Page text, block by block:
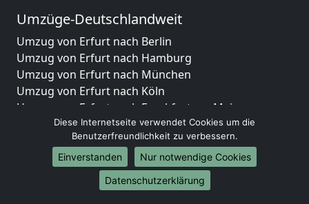
Umzüge-Deutschlandweit
Umzug von Erfurt nach Berlin
Umzug von Erfurt nach Hamburg
Umzug von Erfurt nach München
Umzug von Erfurt nach Köln
Umzug von Erfurt nach Frankfurt am Main
Umzug von Erfurt nach Stuttgart
Umzug von Erfurt nach Düsseldorf
Umzug von Erfurt nach Leipzig
Umzug von Erfurt nach Dortmund
Umzug von Erfurt nach Essen
Diese Internetseite verwendet Cookies um die
Benutzerfreundlichkeit zu verbessern.
Einverstanden
Nur notwendige Cookies
Datenschutzerklärung